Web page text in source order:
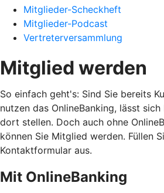
Mitglieder-Scheckheft
Mitglieder-Podcast
Vertreterversammlung
Mitglied werden
So einfach geht's: Sind Sie bereits
nutzen das OnlineBanking, lässt
dort stellen. Doch auch ohne
können Sie Mitglied werden. Füllen
Kontaktformular aus.
Mit OnlineBanking